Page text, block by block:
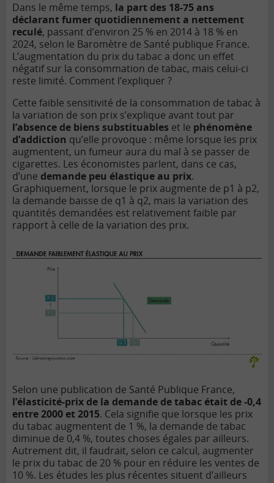
Dans le même temps, la part des 18-75 ans
déclarant fumer quotidiennement a nettement
reculé, passant d’environ 25 % en 2014 à 18 % en
2024, selon le Baromètre de Santé publique France.
L’augmentation du prix du tabac a donc un effet
négatif sur la consommation de tabac, mais celui-ci
reste limité. Comment l’expliquer ?
Cette faible sensitivité de la consommation de tabac à
la variation de son prix s’explique avant tout par
l’absence de biens substituables et le phénomène
d’addiction qu’elle provoque : même lorsque les prix
augmentent, un fumeur aura du mal à se passer de
cigarettes. Les économistes parlent, dans ce cas,
d’une demande peu élastique au prix.
Graphiquement, lorsque le prix augmente de p1 à p2,
la demande baisse de q1 à q2, mais la variation des
quantités demandées est relativement faible par
rapport à celle de la variation des prix.
Selon une publication de Santé Publique France,
l’élasticité-prix de la demande de tabac était de -0,4
entre 2000 et 2015. Cela signifie que lorsque les prix
du tabac augmentent de 1 %, la demande de tabac
diminue de 0,4 %, toutes choses égales par ailleurs.
Autrement dit, il faudrait, selon ce calcul, augmenter
le prix du tabac de 20 % pour en réduire les ventes de
10 %. Les études les plus récentes situent d’ailleurs